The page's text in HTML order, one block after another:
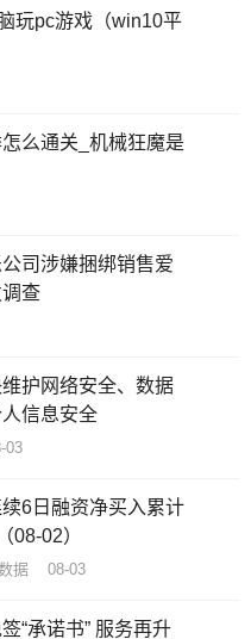
玩pc游戏（win10平
么通关_机械狂魔是
司涉嫌捆绑销售爱
查
护网络安全、数据
信息安全
03
6日融资净买入累计
08-02）
数据 08-03
“承诺书” 服务再升